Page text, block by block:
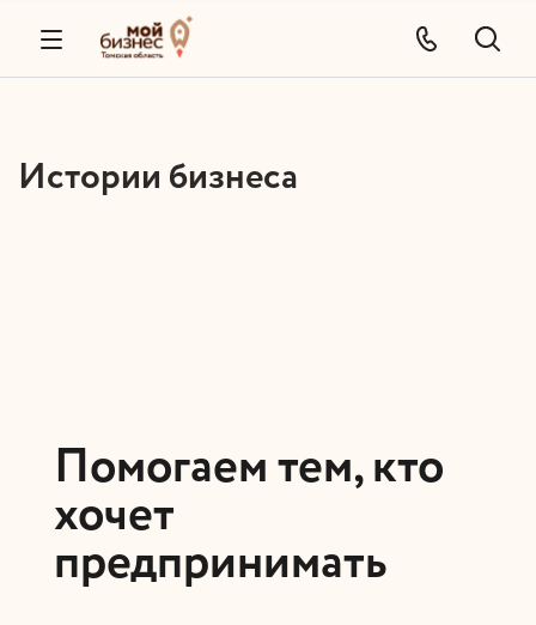
Истории бизнеса
Помогаем тем, кто
хочет
предпринимать